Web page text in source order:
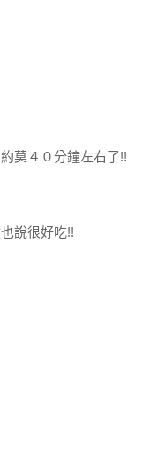
莫４０分鐘左右了!!
說很好吃!!